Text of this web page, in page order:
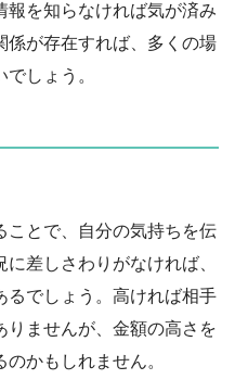
報を知らなければ気が済み
係が存在すれば、多くの場
しょう。
ことで、自分の気持ちを伝
差しさわりがなければ、
るでしょう。高ければ相手
りませんが、金額の高さを
かもしれません。